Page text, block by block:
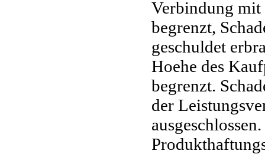
Verbindung mit
begrenzt,
geschuldet
Hoehe des
begrenzt.
der